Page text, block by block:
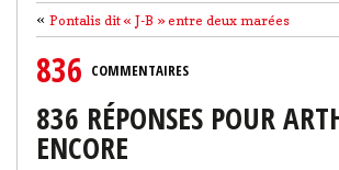
« Pontalis dit « J-B » entre deux marées
836 COMMENTAIRES
836 RÉPONSES POUR
ENCORE